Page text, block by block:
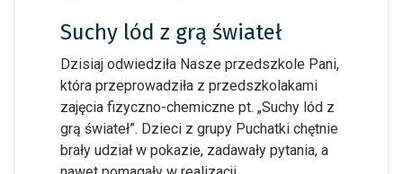
Suchy lód z grą świateł
Dzisiaj odwiedziła Nasze przedszkole Pani,
która przeprowadziła z przedszkolakami
zajęcia fizyczno-chemiczne pt. „Suchy lód z
grą świateł”. Dzieci z grupy Puchatki chętnie
brały udział w pokazie, zadawały pytania, a